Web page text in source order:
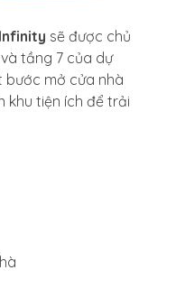
sẽ được chủ
tầng 7 của dự
bước mở cửa nhà
khu tiện ích để trải